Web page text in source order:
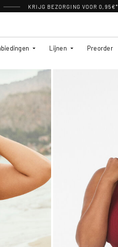
KRIJG BEZORGING VOOR 0,95€*
Lijnen Preorder